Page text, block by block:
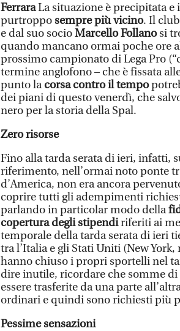
FerraraLa situazione è precipitata e
purtropposempre più vicino. Il
e dal suo socioMarcello Follanosi
quando mancano ormai poche ore
prossimo campionato di Lega Pro
termine anglofono – che è fissata
punto lacorsa contro il tempo
dei piani di questo venerdì, che
nero per la storia della Spal.
Zero risorse
Fino alla tarda serata di ieri, infatti,
riferimento, nell’ormai noto ponte
d’America, non era ancora
coprire tutti gli adempimenti
parlando in particolar modo della
copertura degli stipendiriferiti ai
temporale della tarda serata di ieri
tra l’Italia e gli Stati Uniti (New
hanno chiuso i propri sportelli nel
dire inutile, ricordare che somme
essere trasferite da una parte
ordinari e quindi sono richiesti più
Pessime sensazioni